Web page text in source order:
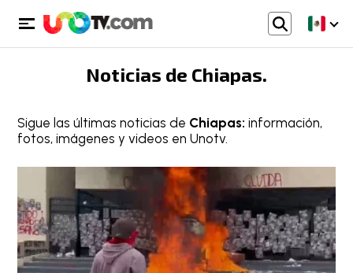
Noticias de Chiapas.
Sigue las últimas noticias de Chiapas: información,
fotos, imágenes y videos en Unotv.